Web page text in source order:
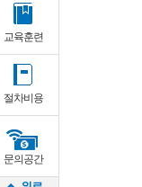
교육훈련
절차비용
문의공간